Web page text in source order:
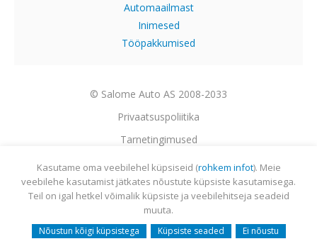
Automaailmast
Inimesed
Tööpakkumised
© Salome Auto AS 2008-2033
Privaatsuspoliitika
Tarnetingimused
Garantii
Utiliseerimine
Sisukaart
Webmail
Kasutame oma veebilehel küpsiseid (rohkem infot). Meie
veebilehe kasutamist jätkates nõustute küpsiste kasutamisega.
Teil on igal hetkel võimalik küpsiste ja veebilehitseja seadeid
muuta.
Nõustun kõigi küpsistega Küpsiste seaded Ei nõustu